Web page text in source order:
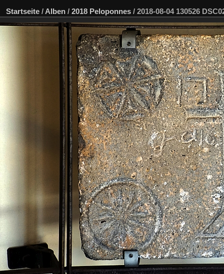
Startseite / Alben / 2018 Peloponnes / 2018-08-04 130526